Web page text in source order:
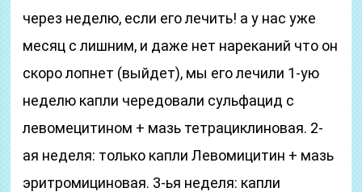
через неделю, если его лечить! а у нас уже
месяц с лишним, и даже нет нареканий что он
скоро лопнет (выйдет), мы его лечили 1-ую
неделю капли чередовали сульфацид с
левомецитином + мазь тетрациклиновая. 2-
ая неделя: только капли Левомицитин + мазь
эритромициновая. 3-ья неделя: капли